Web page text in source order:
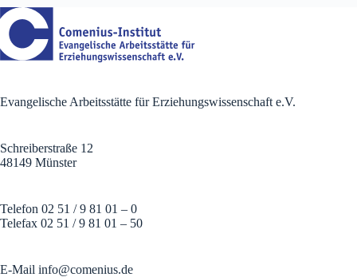
Evangelische Arbeitsstätte für Erziehungswissenschaft e.V.
Schreiberstraße 12
48149 Münster
Telefon 02 51 / 9 81 01 – 0
Telefax 02 51 / 9 81 01 – 50
E-Mail info@comenius.de